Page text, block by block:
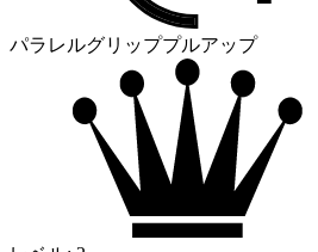
パラレルグリッププルアップ